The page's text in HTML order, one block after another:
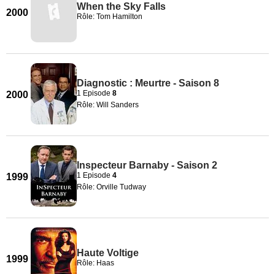
2000
When the Sky Falls
Rôle: Tom Hamilton
2000
Diagnostic : Meurtre - Saison 8
1 Episode 8
Rôle: Will Sanders
1999
Inspecteur Barnaby - Saison 2
1 Episode 4
Rôle: Orville Tudway
1999
Haute Voltige
Rôle: Haas